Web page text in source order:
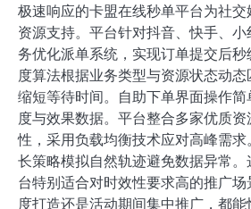
极速响应的卡盟在线秒单平台为社
资源支持。平台针对抖音、快手、
务优化派单系统，实现订单提交后
度算法根据业务类型与资源状态动
缩短等待时间。自助下单界面操作
度与效果数据。平台整合多家优质
性，采用负载均衡技术应对高峰需
长策略模拟自然轨迹避免数据异常
台特别适合对时效性要求高的推广
度打造还是活动期间集中推广，都能